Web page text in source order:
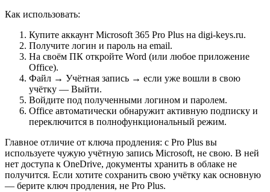
Как использовать:
Купите аккаунт Microsoft 365 Pro Plus на digi-keys.ru.
Получите логин и пароль на email.
На своём ПК откройте Word (или любое приложение
Office).
Файл → Учётная запись → если уже вошли в свою
учётку — Выйти.
Войдите под полученными логином и паролем.
Office автоматически обнаружит активную подписку и
переключится в полнофункциональный режим.
Главное отличие от ключа продления: с Pro Plus вы
используете чужую учётную запись Microsoft, не свою. В ней
нет доступа к OneDrive, документы хранить в облаке не
получится. Если хотите сохранить свою учётку как основную
— берите ключ продления, не Pro Plus.